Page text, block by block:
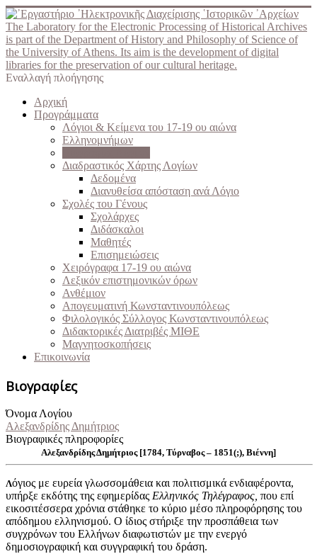
The Laboratory for the Electronic Processing of Historical Archives
is part of the Department of History and Philosophy of Science of
the University of Athens. Its aim is the development of digital
libraries for the preservation of our cultural heritage.
Εναλλαγή πλοήγησης
Αρχική
Προγράμματα
Λόγιοι & Κείμενα του 17-19 ου αιώνα
Ελληνομνήμων
Διαδραστικός Χάρτης Λογίων
Δεδομένα
Διανυθείσα απόσταση ανά Λόγιο
Σχολές του Γένους
Σχολάρχες
Διδάσκαλοι
Μαθητές
Επισημειώσεις
Χειρόγραφα 17-19 ου αιώνα
Λεξικόν επιστημονικών όρων
Ανθέμιον
Απογευματινή Κωνσταντινουπόλεως
Φιλολογικός Σύλλογος Κωνσταντινουπόλεως
Διδακτορικές Διατριβές ΜΙΘΕ
Μαγνητοσκοπήσεις
Επικοινωνία
Βιογραφίες
Όνομα Λογίου
Αλεξανδρίδης Δημήτριος
Βιογραφικές πληροφορίες
Αλεξανδρίδης Δημήτριος [1784, Τύρναβος – 1851(;), Βιέννη]
Λόγιος με ευρεία γλωσσομάθεια και πολιτισμικά ενδιαφέροντα,
υπήρξε εκδότης της εφημερίδας Ελληνικός Τηλέγραφος, που επί
εικοσιτέσσερα χρόνια στάθηκε το κύριο μέσο πληροφόρησης του
απόδημου ελληνισμού. Ο ίδιος στήριξε την προσπάθεια των
συγχρόνων του Ελλήνων διαφωτιστών με την ενεργό
δημοσιογραφική και συγγραφική του δράση.